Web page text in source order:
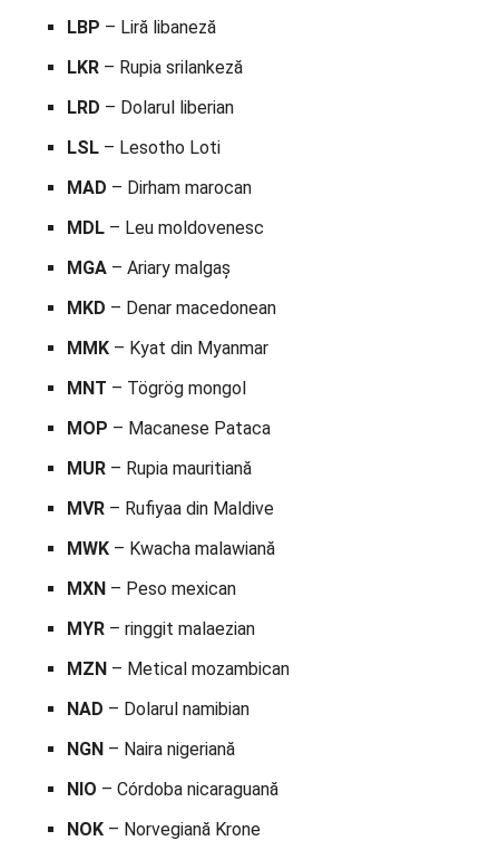
LBP – Liră libaneză
LKR – Rupia srilankeză
LRD – Dolarul liberian
LSL – Lesotho Loti
MAD – Dirham marocan
MDL – Leu moldovenesc
MGA – Ariary malgaș
MKD – Denar macedonean
MMK – Kyat din Myanmar
MNT – Tögrög mongol
MOP – Macanese Pataca
MUR – Rupia mauritiană
MVR – Rufiyaa din Maldive
MWK – Kwacha malawiană
MXN – Peso mexican
MYR – ringgit malaezian
MZN – Metical mozambican
NAD – Dolarul namibian
NGN – Naira nigeriană
NIO – Córdoba nicaraguană
NOK – Norvegiană Krone